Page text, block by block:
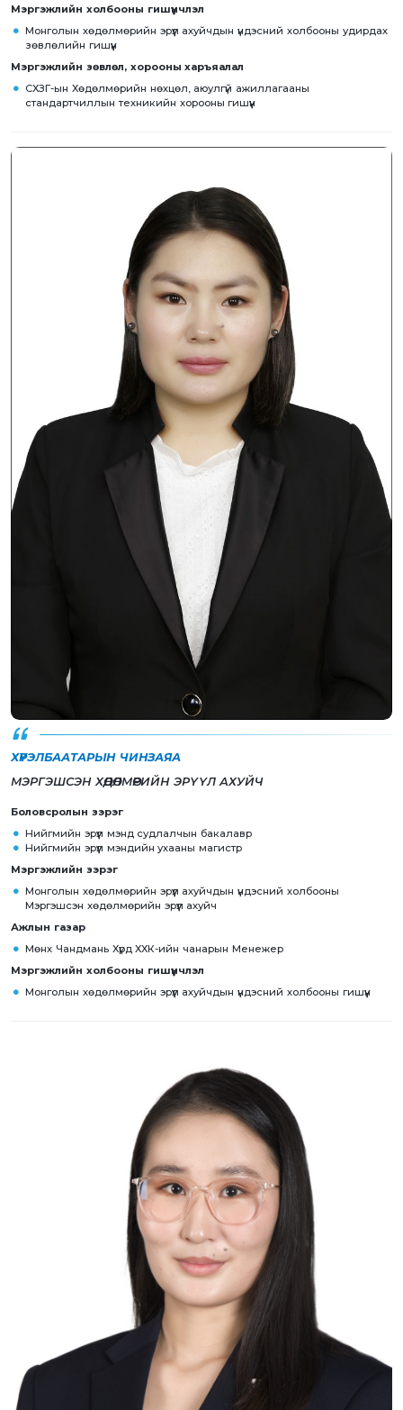
Мэргэжлийн холбооны гишүүнчлэл
Монголын хөдөлмөрийн эрүүл ахуйчдын үндэсний холбооны удирдах
зөвлөлийн гишүүн
Мэргэжлийн зөвлөл, хорооны харъяалал
СХЗГ-ын Хөдөлмөрийн нөхцөл, аюулгүй ажиллагааны
стандартчиллын техникийн хорооны гишүүн
ХҮРЭЛБААТАРЫН ЧИНЗАЯА
МЭРГЭШСЭН ХӨДӨЛМӨРИЙН ЭРҮҮЛ АХУЙЧ
Боловсролын зэрэг
Нийгмийн эрүүл мэнд судлалчын бакалавр
Нийгмийн эрүүл мэндийн ухааны магистр
Мэргэжлийн зэрэг
Монголын хөдөлмөрийн эрүүл ахуйчдын үндэсний холбооны
Мэргэшсэн хөдөлмөрийн эрүүл ахуйч
Ажлын газар
Мөнх Чандмань Хүрд ХХК-ийн чанарын Менежер
Мэргэжлийн холбооны гишүүнчлэл
Монголын хөдөлмөрийн эрүүл ахуйчдын үндэсний холбооны гишүүн